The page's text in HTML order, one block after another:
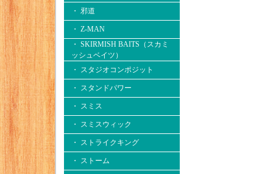
・ 邪道
・ Z-MAN
・ SKIRMISH BAITS（スカミ
ッシュベイツ）
・ スタジオコンポジット
・ スタンドパワー
・ スミス
・ スミスウィック
・ ストライクキング
・ ストーム